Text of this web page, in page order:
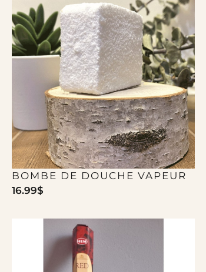
BOMBE DE DOUCHE VAPEUR
16.99$